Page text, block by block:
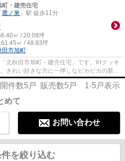
町・建売住宅
鷹ノ巣 」駅 徒歩11分
㎡ / 20.08坪
㎡ / 48.83坪
田市旭町
北秋田市旭町・建売住宅」です。IHクッキ
きれい好きな方に一押しなピカピカの新築
ッチンとリビ...
件数5 戸 販売数5 戸 1-5 戸表示
めて
お問い合わせ
を絞り込む